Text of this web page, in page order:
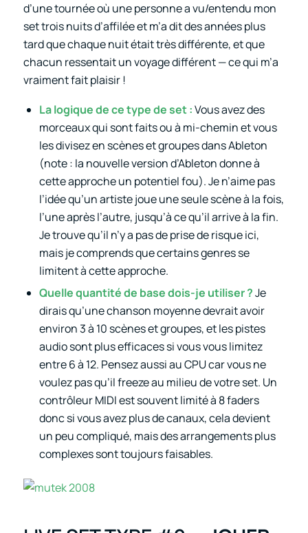
d’une tournée où une personne a vu/entendu mon
set trois nuits d’affilée et m’a dit des années plus
tard que chaque nuit était très différente, et que
chacun ressentait un voyage différent — ce qui m’a
vraiment fait plaisir !
La logique de ce type de set :Vous avez des
morceaux qui sont faits ou à mi-chemin et vous
les divisez en scènes et groupes dans Ableton
(note : la nouvelle version d’Ableton donne à
cette approche un potentiel fou). Je n’aime pas
l’idée qu’un artiste joue une seule scène à la fois,
l’une après l’autre, jusqu’à ce qu’il arrive à la fin.
Je trouve qu’il n’y a pas de prise de risque ici,
mais je comprends que certains genres se
limitent à cette approche.
Quelle quantité de base dois-je utiliser ?Je
dirais qu’une chanson moyenne devrait avoir
environ 3 à 10 scènes et groupes, et les pistes
audio sont plus efficaces si vous vous limitez
entre 6 à 12. Pensez aussi au CPU car vous ne
voulez pas qu’il freeze au milieu de votre set. Un
contrôleur MIDI est souvent limité à 8 faders
donc si vous avez plus de canaux, cela devient
un peu compliqué, mais des arrangements plus
complexes sont toujours faisables.